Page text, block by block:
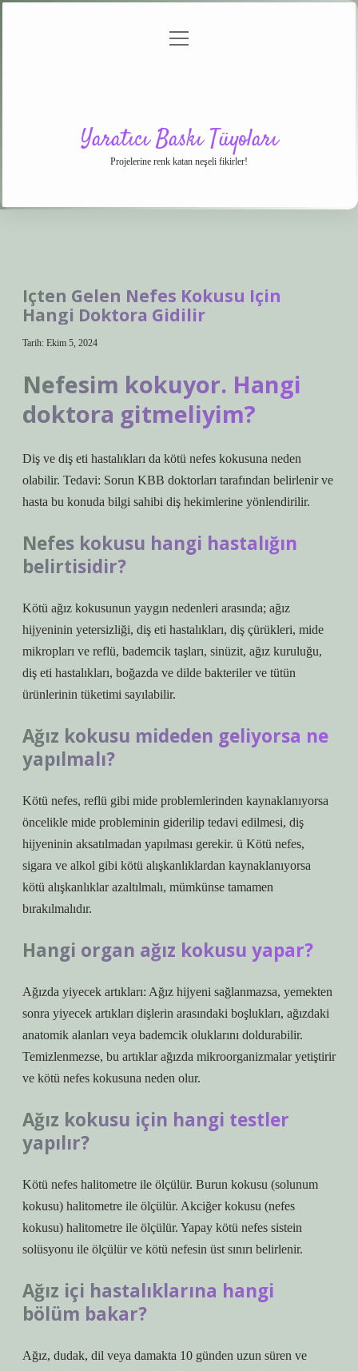
menüyü
Yaratıcı Baskı Tüyoları
Projelerine renk katan neşeli fikirler!
Içten Gelen Nefes Kokusu Için
Hangi Doktora Gidilir
Tarih: Ekim 5, 2024
Nefesim kokuyor. Hangi
doktora gitmeliyim?
Diş ve diş eti hastalıkları da kötü nefes kokusuna neden
olabilir. Tedavi: Sorun KBB doktorları tarafından belirlenir ve
hasta bu konuda bilgi sahibi diş hekimlerine yönlendirilir.
Nefes kokusu hangi hastalığın
belirtisidir?
Kötü ağız kokusunun yaygın nedenleri arasında; ağız
hijyeninin yetersizliği, diş eti hastalıkları, diş çürükleri, mide
mikropları ve reflü, bademcik taşları, sinüzit, ağız kuruluğu,
diş eti hastalıkları, boğazda ve dilde bakteriler ve tütün
ürünlerinin tüketimi sayılabilir.
Ağız kokusu mideden geliyorsa ne
yapılmalı?
Kötü nefes, reflü gibi mide problemlerinden kaynaklanıyorsa
öncelikle mide probleminin giderilip tedavi edilmesi, diş
hijyeninin aksatılmadan yapılması gerekir. ü Kötü nefes,
sigara ve alkol gibi kötü alışkanlıklardan kaynaklanıyorsa
kötü alışkanlıklar azaltılmalı, mümkünse tamamen
bırakılmalıdır.
Hangi organ ağız kokusu yapar?
Ağızda yiyecek artıkları: Ağız hijyeni sağlanmazsa, yemekten
sonra yiyecek artıkları dişlerin arasındaki boşlukları, ağızdaki
anatomik alanları veya bademcik oluklarını doldurabilir.
Temizlenmezse, bu artıklar ağızda mikroorganizmalar yetiştirir
ve kötü nefes kokusuna neden olur.
Ağız kokusu için hangi testler
yapılır?
Kötü nefes halitometre ile ölçülür. Burun kokusu (solunum
kokusu) halitometre ile ölçülür. Akciğer kokusu (nefes
kokusu) halitometre ile ölçülür. Yapay kötü nefes sistein
solüsyonu ile ölçülür ve kötü nefesin üst sınırı belirlenir.
Ağız içi hastalıklarına hangi
bölüm bakar?
Ağız, dudak, dil veya damakta 10 günden uzun süren ve